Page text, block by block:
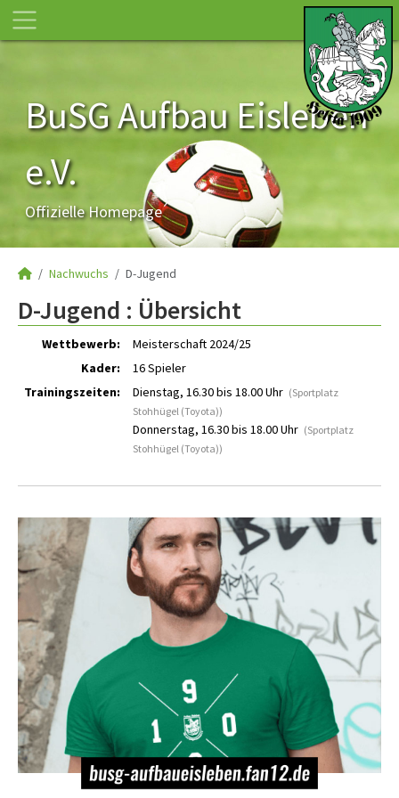
BuSG Aufbau Eisleben
e.V.
Offizielle Homepage
Nachwuchs D-Jugend
D-Jugend : Übersicht
Wettbewerb:
Meisterschaft 2024/25
Kader:
16 Spieler
Trainingszeiten:
Dienstag, 16.30 bis 18.00 Uhr (Sportplatz
Stohhügel (Toyota))
Donnerstag, 16.30 bis 18.00 Uhr (Sportplatz
Stohhügel (Toyota))